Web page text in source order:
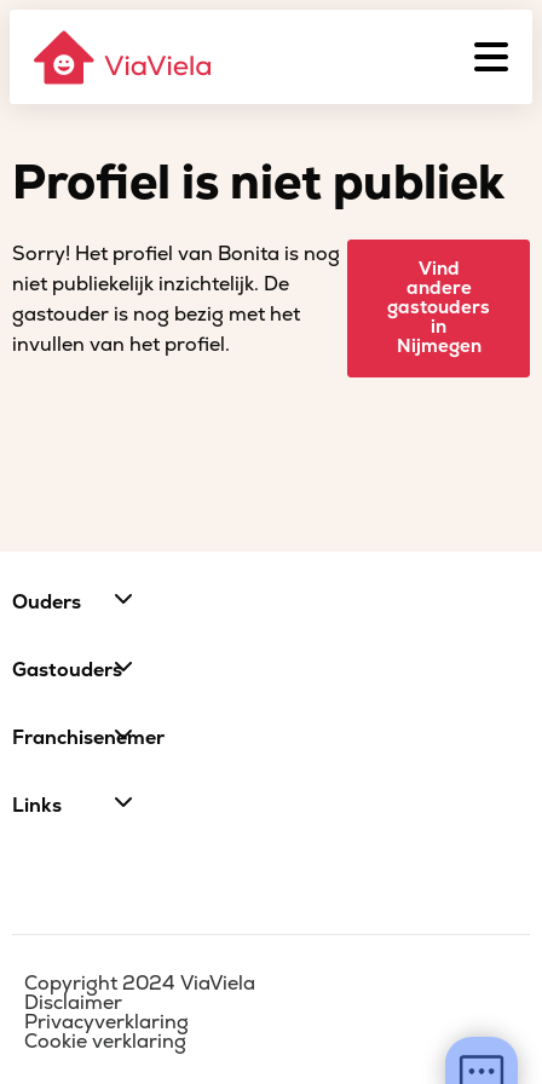
Profiel is niet publiek
Sorry! Het profiel van Bonita is nog
niet publiekelijk inzichtelijk. De
gastouder is nog bezig met het
invullen van het profiel.
Vind
andere
gastouders
in
Nijmegen
Ouders
Gastouders
Franchisenemer
Links
Copyright 2024 ViaViela
Disclaimer
Privacyverklaring
Cookie verklaring